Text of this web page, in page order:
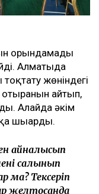
орындамады
Алматыда
жөніндегі
айтып,
Алайда әкім
шығарды.
айналысып
салынып
ма? Тексеріп
желтоқсанда